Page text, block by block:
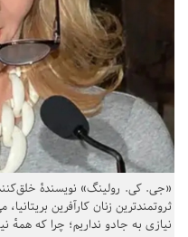
«جی. کی. رولینگ» نویسندهٔ
ثروتمندترین زنان کارآفرین
نیازی به جادو نداریم؛ چرا که همهٔ